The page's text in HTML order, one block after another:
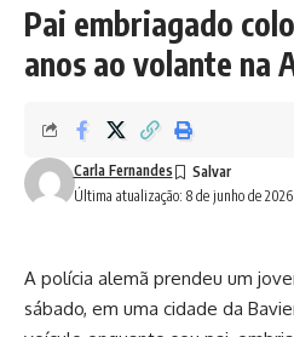
Pai embriagado
anos ao volante na
Última atualização: 8 de junho de 2026
Carla Fernandes
A polícia alemã prendeu um
sábado, em uma cidade da